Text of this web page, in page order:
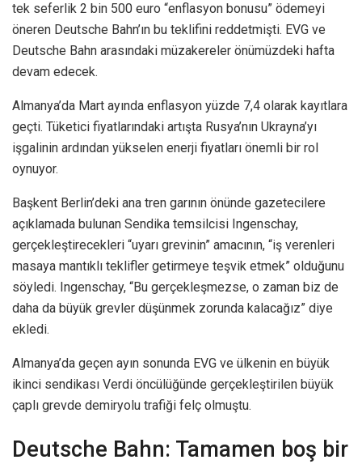
tek seferlik 2 bin 500 euro “enflasyon bonusu” ödemeyi
öneren Deutsche Bahn’ın bu teklifini reddetmişti. EVG ve
Deutsche Bahn arasındaki müzakereler önümüzdeki hafta
devam edecek.
Almanya’da Mart ayında enflasyon yüzde 7,4 olarak kayıtlara
geçti. Tüketici fiyatlarındaki artışta Rusya’nın Ukrayna’yı
işgalinin ardından yükselen enerji fiyatları önemli bir rol
oynuyor.
Başkent Berlin’deki ana tren garının önünde gazetecilere
açıklamada bulunan Sendika temsilcisi Ingenschay,
gerçekleştirecekleri “uyarı grevinin” amacının, “iş verenleri
masaya mantıklı teklifler getirmeye teşvik etmek” olduğunu
söyledi. Ingenschay, “Bu gerçekleşmezse, o zaman biz de
daha da büyük grevler düşünmek zorunda kalacağız” diye
ekledi.
Almanya’da geçen ayın sonunda EVG ve ülkenin en büyük
ikinci sendikası Verdi öncülüğünde gerçekleştirilen büyük
çaplı grevde demiryolu trafiği felç olmuştu.
Deutsche Bahn: Tamamen boş bir